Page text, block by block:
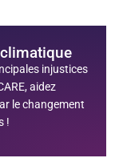
injustices
aidez
le changement
!